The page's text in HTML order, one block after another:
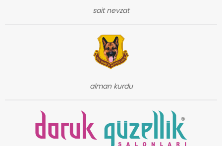
sait nevzat
alman kurdu